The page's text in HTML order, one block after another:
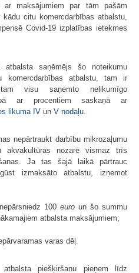
maksājumiem par tām pašām
citu komercdarbības atbalstu,
Covid-19 izplatības ietekmes
saņēmējs šo noteikumu
komercdarbības atbalstu, tam ir
visu saņemto nelikumīgo
ar procentiem saskaņā ar
likuma IV un V nodaļu
nepārtraukt darbību mikrozaļumu
akvakultūras nozarē vismaz trīs
Ja tas šajā laikā pārtrauc
izmaksāto atbalstu, izņemot
100 euro un šo summu
atbalsta maksājumiem;
varas dēļ.
piešķiršanu pieņem līdz